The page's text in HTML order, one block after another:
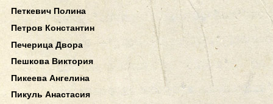
Петкевич Полина
Петров Константин
Печерица Двора
Пешкова Виктория
Пикеева Ангелина
Пикуль Анастасия